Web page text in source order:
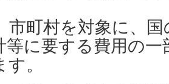
市町村を対象に、
等に要する費用の一
。